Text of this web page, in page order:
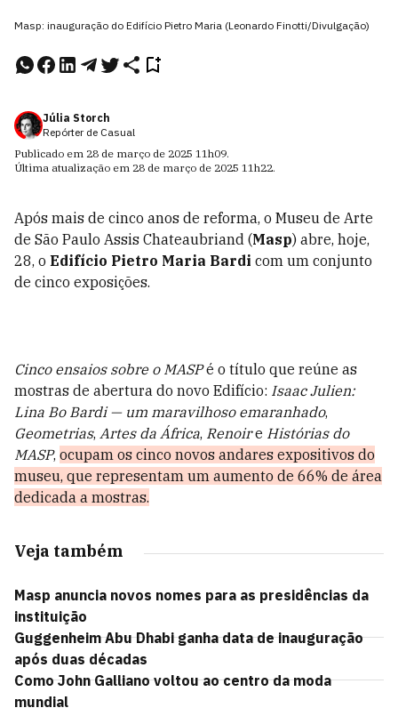
Masp: inauguração do Edifício Pietro Maria (Leonardo Finotti/Divulgação)
Júlia Storch
Repórter de Casual
Publicado em 28 de março de 2025 11h09.
Última atualização em 28 de março de 2025 11h22.
Após mais de cinco anos de reforma, o Museu de Arte
de São Paulo Assis Chateaubriand (Masp) abre, hoje,
28, o Edifício Pietro Maria Bardi com um conjunto
de cinco exposições.
Cinco ensaios sobre o MASPé o título que reúne as
mostras de abertura do novo Edifício: Isaac Julien:
Lina Bo Bardi — um maravilhoso emaranhado,
Geometrias, Artes da África, Renoire Histórias do
MASP, ocupam os cinco novos andares expositivos do
museu, que representam um aumento de 66% de área
dedicada a mostras.
Veja também
Masp anuncia novos nomes para as presidências da
instituição
Guggenheim Abu Dhabi ganha data de inauguração
após duas décadas
Como John Galliano voltou ao centro da moda
mundial